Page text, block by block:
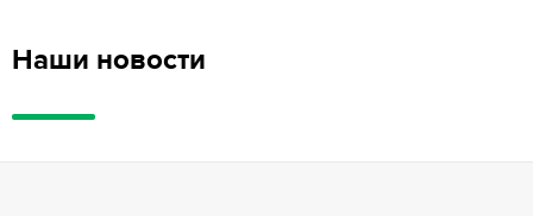
Наши новости